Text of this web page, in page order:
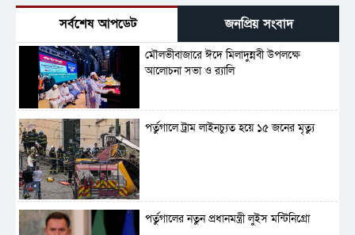
সর্বশেষ আপডেট জনপ্রিয় সংবাদ
মৌলভীবাজারে ঈদে মিলাদুন্নবী উপলক্ষে
আলোচনা সভা ও র‍্যালি
পর্তুগালে ট্রাম লাইনচ্যুত হয়ে ১৫ জনের মৃত্যু
পর্তুগালের নতুন প্রধানমন্ত্রী লুইস মন্টিনিগ্রো